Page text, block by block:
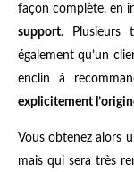
façon complète, en
support. Plusieurs
également qu’un
enclin à
explicitement
Vous obtenez alors
mais qui sera très